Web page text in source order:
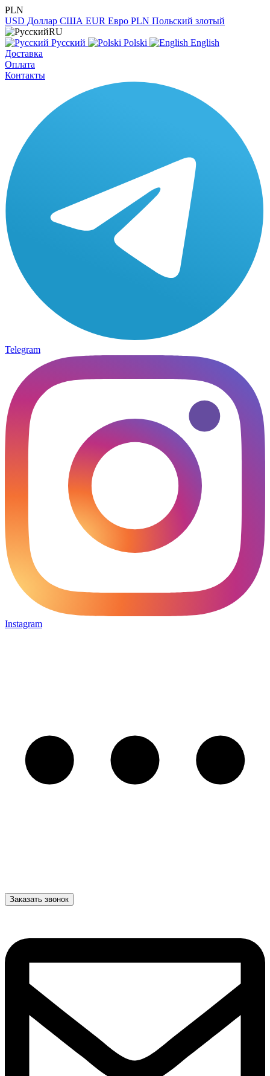
PLN
USD Доллар США EUR Евро PLN Польский злотый
RU
Русский
Polski
English
Доставка
Оплата
Контакты
Telegram
Instagram
Заказать звонок